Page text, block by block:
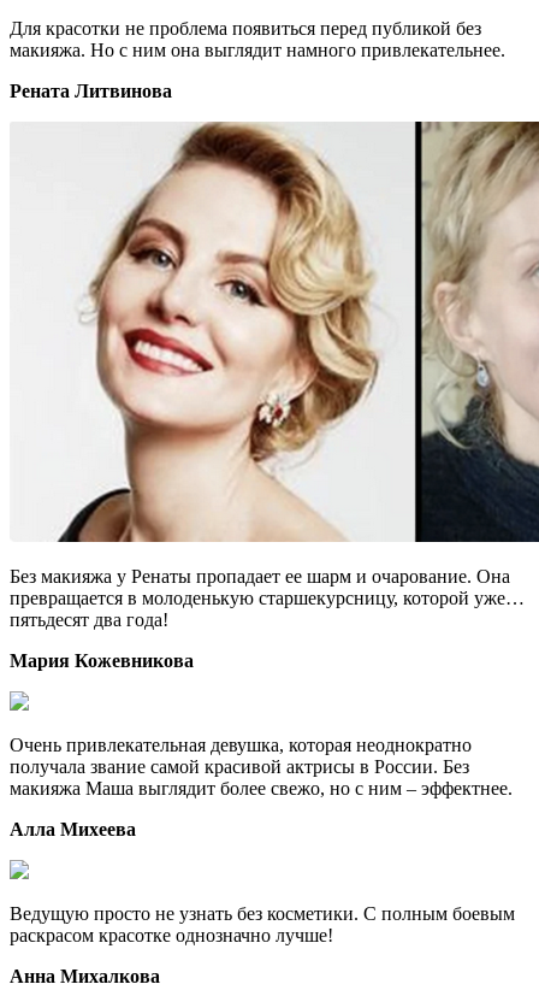
Для красотки не проблема появиться перед публикой без
макияжа. Но с ним она выглядит намного привлекательнее.
Рената Литвинова
Без макияжа у Ренаты пропадает ее шарм и очарование. Она
превращается в молоденькую старшекурсницу, которой уже…
пятьдесят два года!
Мария Кожевникова
Очень привлекательная девушка, которая неоднократно
получала звание самой красивой актрисы в России. Без
макияжа Маша выглядит более свежо, но с ним – эффектнее.
Алла Михеева
Ведущую просто не узнать без косметики. С полным боевым
раскрасом красотке однозначно лучше!
Анна Михалкова